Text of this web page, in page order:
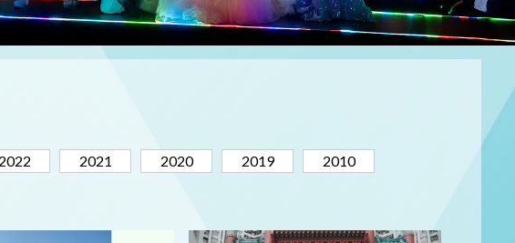
2022 2021 2020 2019
2010